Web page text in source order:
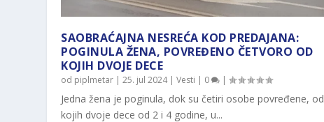
SAOBRAĆAJNA NESREĆA KOD PREDAJANA:
POGINULA ŽENA, POVREĐENO ČETVORO OD
KOJIH DVOJE DECE
od piplmetar |25. jul 2024|Vesti | 0 |
Jedna žena je poginula, dok su četiri osobe povređene, od
kojih dvoje dece od 2 i 4 godine, u...